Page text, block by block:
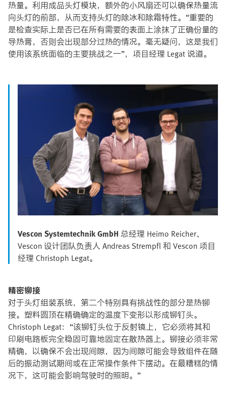
热量。利用成品头灯模块，额外的小风扇还可以确保热量流
向头灯的前部，从而支持头灯的除冰和除霜特性。“重要的
是检查实际上是否已在所有需要的表面上涂抹了正确份量的
导热膏，否则会出现部分过热的情况。毫无疑问，这是我们
使用该系统面临的主要挑战之一”，项目经理 Legat 说道。
Vescon Systemtechnik GmbH 总经理 Heimo Reicher、
Vescon 设计团队负责人 Andreas Strempfl 和 Vescon 项目
经理 Christoph Legat。
精密铆接
对于头灯组装系统，第二个特别具有挑战性的部分是热铆
接。塑料圆顶在精确确定的温度下变形以形成铆钉头。
Christoph Legat：“该铆钉头位于反射镜上，它必须将其和
印刷电路板完全稳固可靠地固定在散热器上。铆接必须非常
精确，以确保不会出现间隙，因为间隙可能会导致组件在随
后的振动测试期间或在正常操作条件下摆动。在最糟糕的情
况下，这可能会影响驾驶时的照明。”